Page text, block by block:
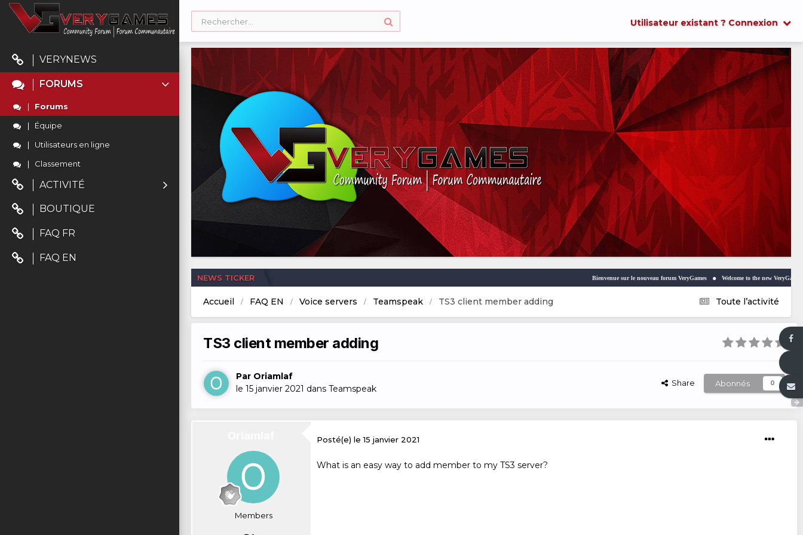
Utilisateur existant ? Connexion
VERYNEWS
FORUMS
Forums
Équipe
Utilisateurs en ligne
Classement
ACTIVITÉ
BOUTIQUE
FAQ FR
FAQ EN
NEWS TICKER Bienvenue sur le nouveau forum VeryGames Welcome to the new VeryGames forum
Toute l’activité
Accueil FAQ EN Voice servers Teamspeak TS3 client member adding
TS3 client member adding
Par Oriamlaf
le 15 janvier 2021 dans Teamspeak
Share Abonnés 0
Members
Posté(e) le 15 janvier 2021
What is an easy way to add member to my TS3 server?